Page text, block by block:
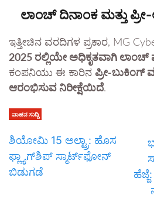
ಲಾಂಚ್ ದಿನಾಂಕ ಮತ್ತು
ಇತ್ತೀಚಿನ ವರದಿಗಳ ಪ್ರಕಾರ, MG
2025 ರಲ್ಲಿಯೇ ಅಧಿಕೃತವಾಗಿ ಲಾಂಚ್
ಕಂಪನಿಯು ಈ ಕಾರಿನ ಪ್ರೀ-ಬುಕಿಂಗ್
ಆರಂಭಿಸುವ ನಿರೀಕ್ಷೆಯಿದೆ.
ವಾಹನ ಸುದ್ದಿ
ಶಿಯೋಮಿ 15 ಅಲ್ಟ್ರಾ: ಹೊಸ
ಫ್ಲ್ಯಾಗ್‌ಶಿಪ್ ಸ್ಮಾರ್ಟ್‌ಫೋನ್
ಬಿಡುಗಡೆ